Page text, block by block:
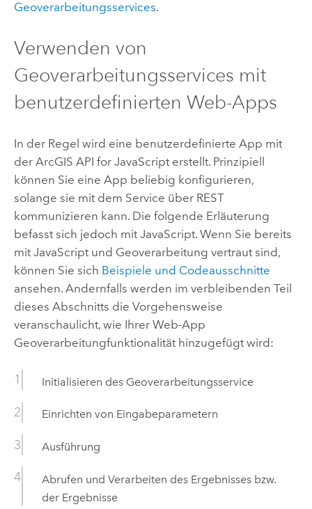
Geoverarbeitungsservices.
Verwenden von
Geoverarbeitungsservices mit
benutzerdefinierten Web-Apps
In der Regel wird eine benutzerdefinierte App mit
der ArcGIS API for JavaScripterstellt. Prinzipiell
können Sie eine App beliebig konfigurieren,
solange sie mit dem Service über REST
kommunizieren kann. Die folgende Erläuterung
befasst sich jedoch mit JavaScript. Wenn Sie bereits
mit JavaScriptund Geoverarbeitung vertraut sind,
können Sie sich Beispiele und Codeausschnitte
ansehen. Andernfalls werden im verbleibenden Teil
dieses Abschnitts die Vorgehensweise
veranschaulicht, wie Ihrer Web-App
Geoverarbeitungfunktionalität hinzugefügt wird:
Initialisieren des Geoverarbeitungsservice
Einrichten von Eingabeparametern
Ausführung
Abrufen und Verarbeiten des Ergebnisses bzw.
der Ergebnisse